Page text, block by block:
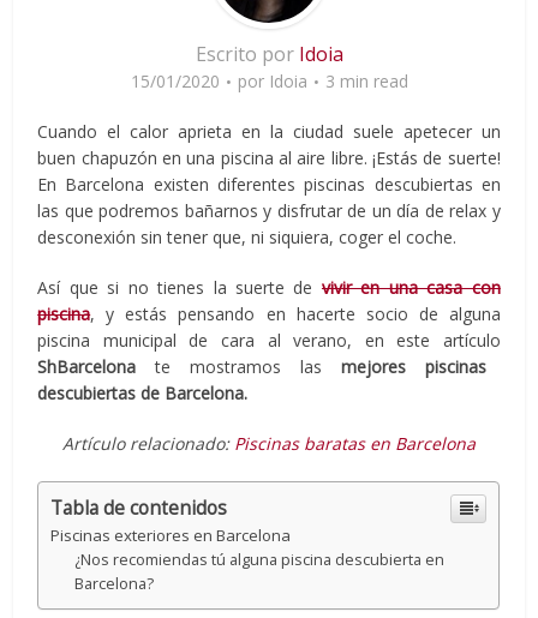
Escrito por Idoia
15/01/2020 por Idoia 3 min read
Cuando el calor aprieta en la ciudad suele apetecer un
buen chapuzón en una piscina al aire libre. ¡Estás de suerte!
En Barcelona existen diferentes piscinas descubiertas en
las que podremos bañarnos y disfrutar de un día de relax y
desconexión sin tener que, ni siquiera, coger el coche.
Así que si no tienes la suerte de vivir en una casa con
piscina, y estás pensando en hacerte socio de alguna
piscina municipal de cara al verano, en este artículo
ShBarcelona te mostramos las mejores piscinas
descubiertas de Barcelona.
Artículo relacionado: Piscinas baratas en Barcelona
Tabla de contenidos
Piscinas exteriores en Barcelona
¿Nos recomiendas tú alguna piscina descubierta en
Barcelona?